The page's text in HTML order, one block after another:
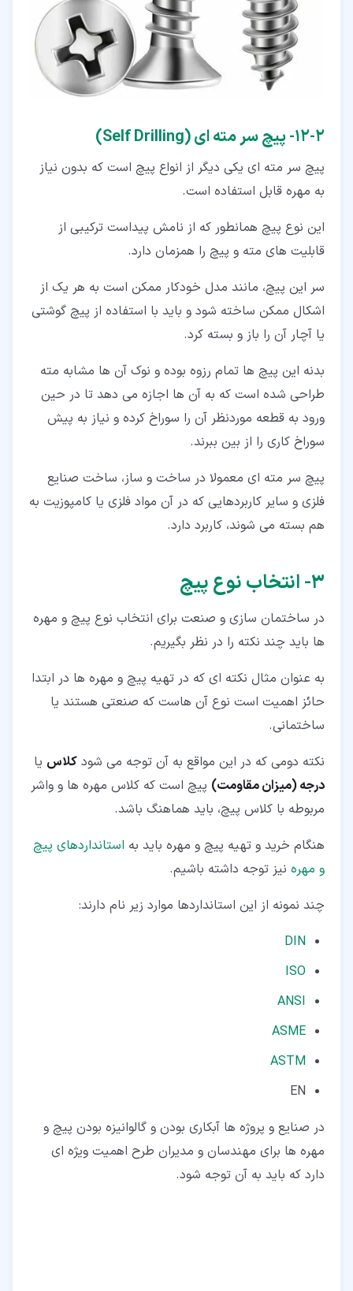
۲‏-‏۱۲‏- پیچ سر مته ای (Self Drilling)
پیچ سر مته ای یکی دیگر از انواع پیچ است که بدون نیاز
به مهره قابل استفاده است.
این نوع پیچ همانطور که از نامش پیداست ترکیبی از
قابلیت های مته و پیچ را همزمان دارد.
سر این پیچ، مانند مدل خودکار ممکن است به هر یک از
اشکال ممکن ساخته شود و باید با استفاده از پیچ گوشتی
یا آچار آن را باز و بسته کرد.
بدنه این پیچ ها تمام رزوه بوده و نوک آن ها مشابه مته
طراحی شده است که به آن ها اجازه می دهد تا در حین
ورود به قطعه موردنظر آن را سوراخ کرده و نیاز به پیش
سوراخ کاری را از بین ببرند.
پیچ سر مته ای معمولا در ساخت و ساز، ساخت صنایع
فلزی و سایر کاربردهایی که در آن مواد فلزی یا کامپوزیت به
هم بسته می شوند، کاربرد دارد.
۳‏- انتخاب نوع پیچ
در ساختمان سازی و صنعت برای انتخاب نوع پیچ و مهره
ها باید چند نکته را در نظر بگیریم.
به عنوان مثال نکته ای که در تهیه پیچ و مهره ها در ابتدا
حائز اهمیت است نوع آن هاست که صنعتی هستند یا
ساختمانی.
نکته دومی که در این مواقع به آن توجه می شود کلاس یا
درجه (میزان مقاومت) پیچ است که کلاس مهره ها و واشر
مربوطه با کلاس پیچ، باید هماهنگ باشد.
هنگام خرید و تهیه پیچ و مهره باید به استانداردهای پیچ
و مهره نیز توجه داشته باشیم.
چند نمونه از این استانداردها موارد زیر نام دارند:
DIN
ISO
ANSI
ASME
ASTM
EN
در صنایع و پروژه ها آبکاری بودن و گالوانیزه بودن پیچ و
مهره ها برای مهندسان و مدیران طرح اهمیت ویژه ای
دارد که باید به آن توجه شود.